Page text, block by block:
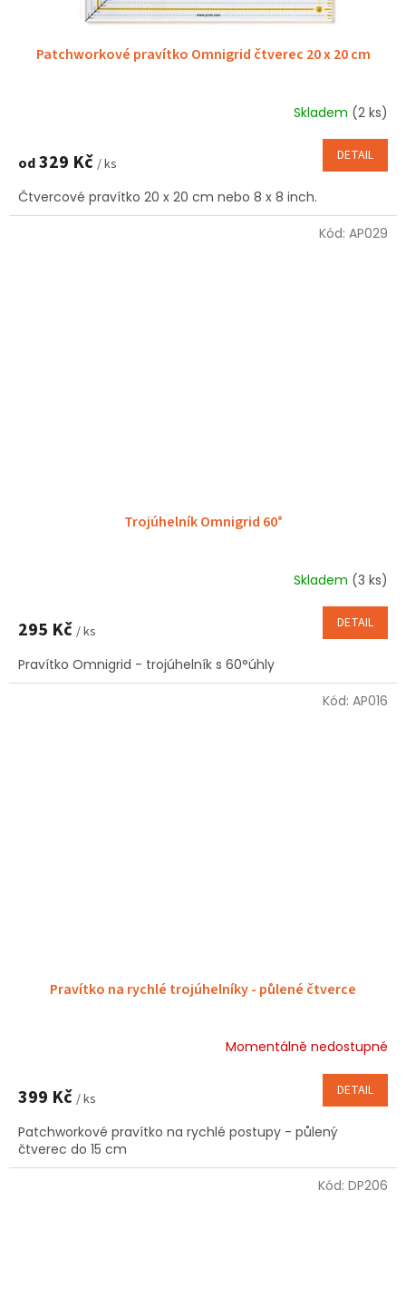
Patchworkové pravítko Omnigrid čtverec 20 x 20 cm
Skladem (2 ks)
od329 Kč / ks DETAIL
Čtvercové pravítko 20 x 20 cm nebo 8 x 8 inch.
Trojúhelník Omnigrid 60°
Skladem (3 ks)
295 Kč / ks DETAIL
Pravítko Omnigrid - trojúhelník s 60°úhly
Kód: AP029
Pravítko na rychlé trojúhelníky - půlené čtverce
Momentálně nedostupné
399 Kč / ks DETAIL
Patchworkové pravítko na rychlé postupy - půlený
čtverec do 15 cm
Kód: AP016
Kód: DP206